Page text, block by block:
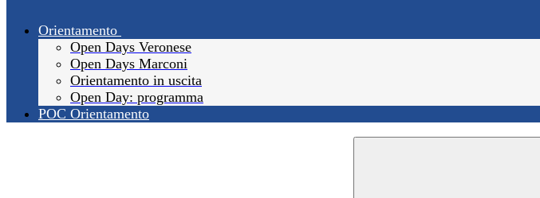
Orientamento
Open Days Veronese
Open Days Marconi
Orientamento in uscita
Open Day: programma
POC Orientamento